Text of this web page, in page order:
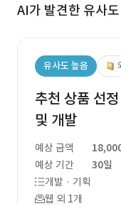
AI가 발견한 유사
유사도 높음
추천 상품 선
및 개발
예상 금액
예상 기간
30일
개발 · 기획
웹 외 1개